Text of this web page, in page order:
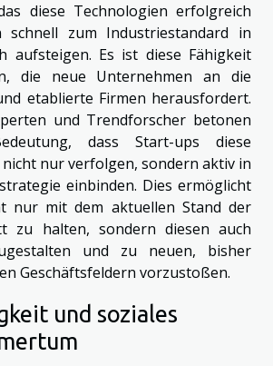
diese Technologien erfolgreich
schnell zum Industriestandard in
aufsteigen. Es ist diese Fähigkeit
die neue Unternehmen an die
etablierte Firmen herausfordert.
und Trendforscher betonen
dass Start-ups diese
nur verfolgen, sondern aktiv in
einbinden. Dies ermöglicht
nur mit dem aktuellen Stand der
zu halten, sondern diesen auch
und zu neuen, bisher
Geschäftsfeldern vorzustoßen.
und soziales